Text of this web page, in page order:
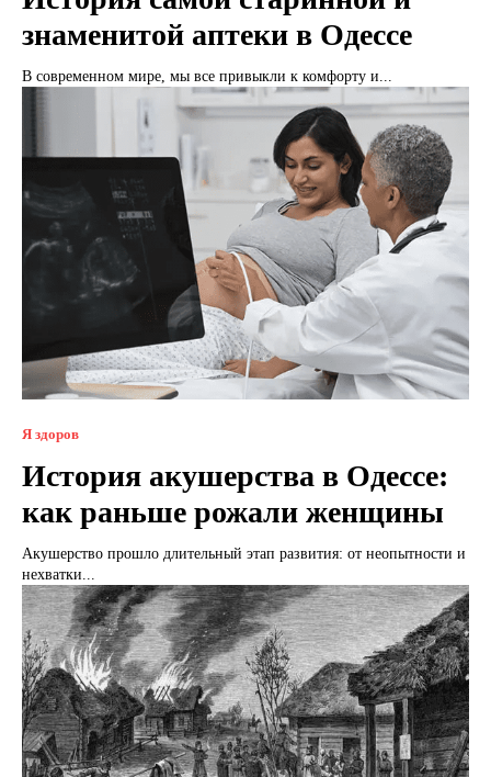
знаменитой аптеки в Одессе
В современном мире, мы все привыкли к комфорту и...
Я здоров
История акушерства в Одессе:
как раньше рожали женщины
Акушерство прошло длительный этап развития: от неопытности и
нехватки...